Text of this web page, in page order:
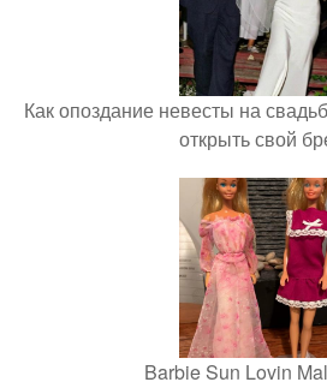
Как опоздание невесты на
открыть свой
Barbie Sun Lovin